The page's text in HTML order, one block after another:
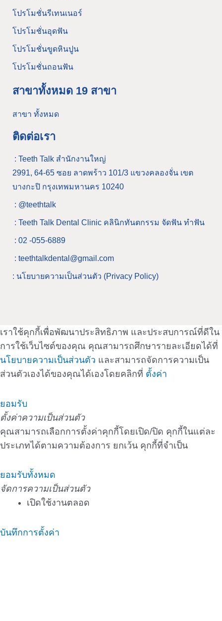
โปรโมชั่นรีเทนเนอร์
โปรโมชั่นอุดฟัน
โปรโมชั่นขูดหินปูน
โปรโมชั่นถอนฟัน
สาขาทั้งหมด 19 สาขา
สาขา ทั้งหมด
ติดต่อเรา
: Teeth Talk สำนักงานใหญ่
2991, 64-65 ซอย ลาดพร้าว 101/3 แขวงคลองจั่น เขต
บางกะปิ กรุงเทพมหานคร 10240
: @teethtalk
: Teeth Talk Dental Clinic คลินิกทันตกรรม จัดฟัน ทำฟัน
: 02 -055-6889
: teethtalkdental@gmail.com
: นโยบายความเป็นส่วนตัว (Privacy Policy)
เราใช้คุกกี้เพื่อพัฒนาประสิทธิภาพ และประสบการณ์ที่ดีใน
การใช้เว็บไซต์ของคุณ คุณสามารถศึกษารายละเอียดได้ที่
นโยบายความเป็นส่วนตัว และสามารถจัดการความเป็น
ส่วนตัวเองได้ของคุณได้เองโดยคลิกที่ ตั้งค่า
ยอมรับ
ตั้งค่าความเป็นส่วนตัว
คุณสามารถเลือกการตั้งค่าคุกกี้โดยเปิด/ปิด คุกกี้ในแต่ละ
ประเภทได้ตามความต้องการ ยกเว้น คุกกี้ที่จำเป็น
ยอมรับทั้งหมด
จัดการความเป็นส่วนตัว
เปิดใช้งานตลอด
บันทึกการตั้งค่า